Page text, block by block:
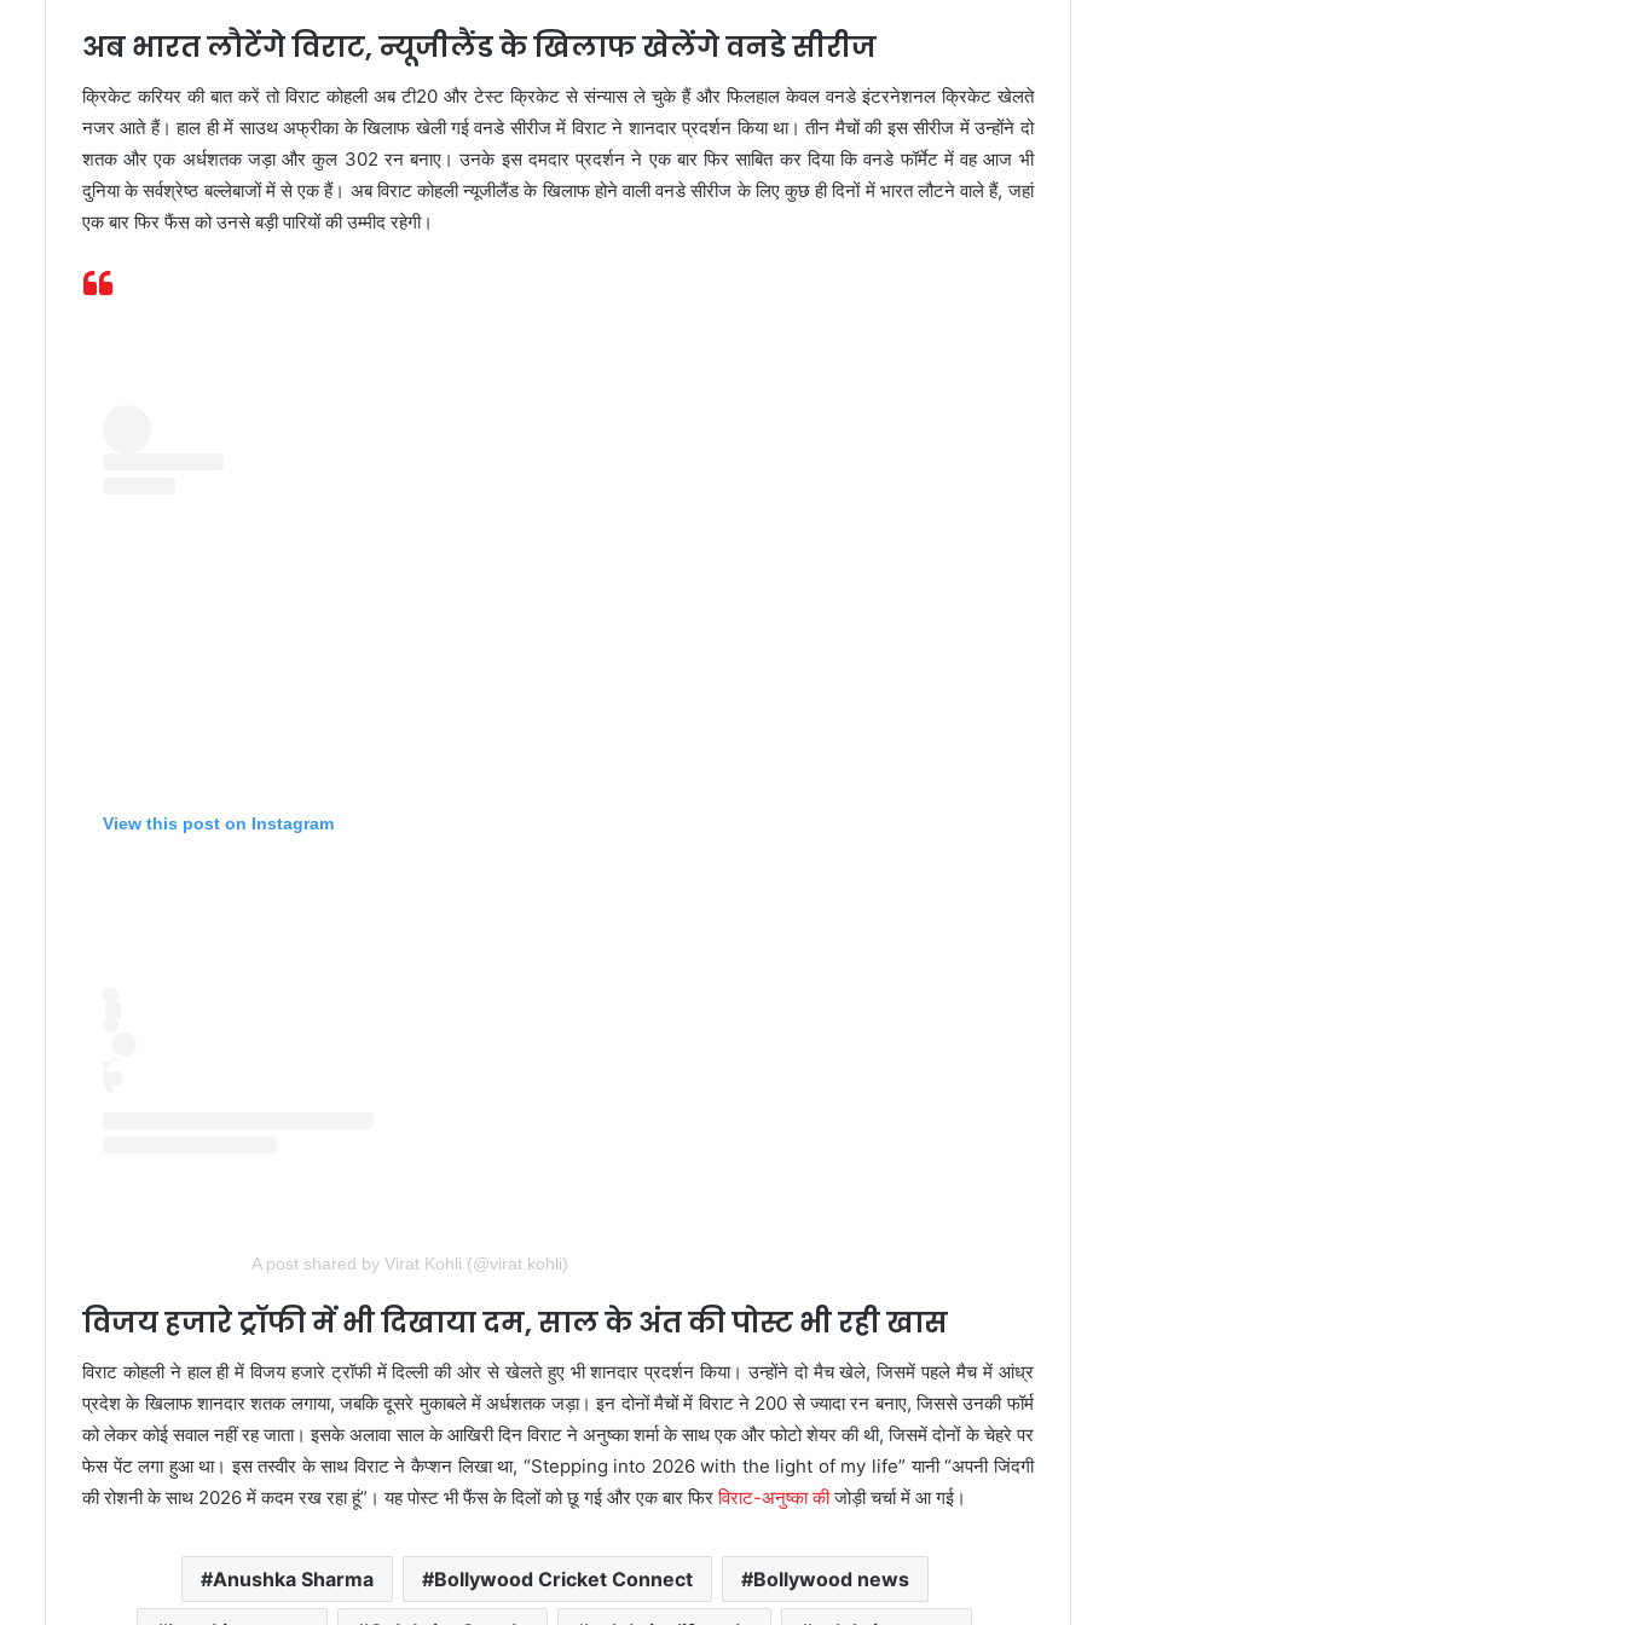
अब भारत लौटेंगे विराट, न्यूजीलैंड के खिलाफ खेलेंगे वनडे सीरीज
क्रिकेट करियर की बात करें तो विराट कोहली अब टी20 और टेस्ट क्रिकेट से संन्यास ले चुके हैं और फिलहाल केवल वनडे इंटरनेशनल क्रिकेट खेलते
नजर आते हैं। हाल ही में साउथ अफ्रीका के खिलाफ खेली गई वनडे सीरीज में विराट ने शानदार प्रदर्शन किया था। तीन मैचों की इस सीरीज में उन्होंने दो
शतक और एक अर्धशतक जड़ा और कुल 302 रन बनाए। उनके इस दमदार प्रदर्शन ने एक बार फिर साबित कर दिया कि वनडे फॉर्मेट में वह आज भी
दुनिया के सर्वश्रेष्ठ बल्लेबाजों में से एक हैं। अब विराट कोहली न्यूजीलैंड के खिलाफ होने वाली वनडे सीरीज के लिए कुछ ही दिनों में भारत लौटने वाले हैं, जहां
एक बार फिर फैंस को उनसे बड़ी पारियों की उम्मीद रहेगी।
View this post on Instagram
A post shared by Virat Kohli (@virat.kohli)
विजय हजारे ट्रॉफी में भी दिखाया दम, साल के अंत की पोस्ट भी रही खास
विराट कोहली ने हाल ही में विजय हजारे ट्रॉफी में दिल्ली की ओर से खेलते हुए भी शानदार प्रदर्शन किया। उन्होंने दो मैच खेले, जिसमें पहले मैच में आंध्र
प्रदेश के खिलाफ शानदार शतक लगाया, जबकि दूसरे मुकाबले में अर्धशतक जड़ा। इन दोनों मैचों में विराट ने 200 से ज्यादा रन बनाए, जिससे उनकी फॉर्म
को लेकर कोई सवाल नहीं रह जाता। इसके अलावा साल के आखिरी दिन विराट ने अनुष्का शर्मा के साथ एक और फोटो शेयर की थी, जिसमें दोनों के चेहरे पर
फेस पेंट लगा हुआ था। इस तस्वीर के साथ विराट ने कैप्शन लिखा था, “Stepping into 2026 with the light of my life” यानी “अपनी जिंदगी
की रोशनी के साथ 2026 में कदम रख रहा हूं”। यह पोस्ट भी फैंस के दिलों को छू गई और एक बार फिरविराट-अनुष्का कीजोड़ी चर्चा में आ गई।
Anushka Sharma Bollywood Cricket Connect Bollywood news